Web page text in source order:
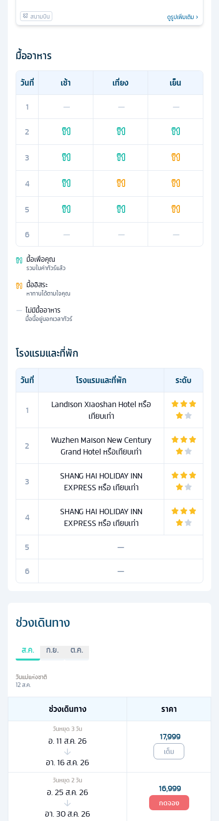
ดูรูปเพิ่มเติม
มื้ออาหาร
วันที่ เช้า เที่ยง
เย็น
1
— —
—
2
3
4
5
6
— — —
มื้อเพื่อคุณ
รวมในค่าทัวร์แล้ว
มื้ออิสระ
หาทานได้ตามใจคุณ
— ไม่มีมื้ออาหาร
มื้อนี้อยู่นอกเวลาทัวร์
โรงแรมและที่พัก
วันที่ โรงแรมและที่พัก ระดับ
1
Landison Xiaoshan Hotel หรือ
เทียบเท่า
2
Wuzhen Maison New Century
Grand Hotel หรือเทียบเท่า
3
SHANG HAI HOLIDAY INN
EXPRESS หรือ เทียบเท่า
4
SHANG HAI HOLIDAY INN
EXPRESS หรือ เทียบเท่า
5
—
6
—
ช่วงเดินทาง
ส.ค. ก.ย. ต.ค.
วันแม่แห่งชาติ
12 ส.ค.
ช่วงเดินทาง ราคา
วันหยุด 3วัน
อ. 11 ส.ค. 26
อา. 16 ส.ค. 26
17,999
เต็ม
วันหยุด 2วัน
อ. 25 ส.ค. 26
อา. 30 ส.ค. 26
16,999
กดจอง